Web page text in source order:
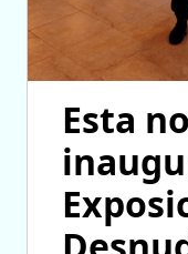
Esta